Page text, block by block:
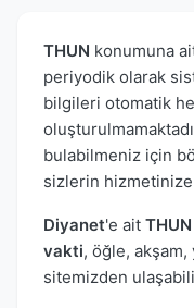
THUN konumuna
periyodik olarak
bilgileri otomatik
bulabilmeniz için
sizlerin
Diyanet'e ait
vakti, öğle, akşam,
sitemizden